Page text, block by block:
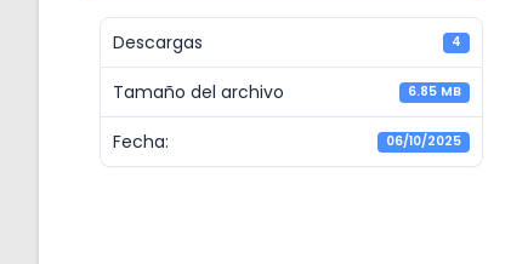
Descargas 4
Tamaño del archivo 6.85 MB
Fecha: 06/10/2025